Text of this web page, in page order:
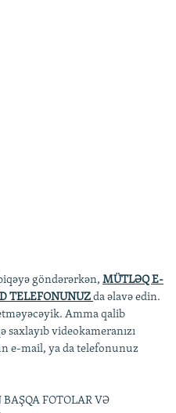
göndərərkən, MÜTLƏQ E-
TELEFONUNUZ da əlavə edin.
Amma qalib
saxlayıb videokameranızı
e-mail, ya da telefonunuz
FOTOLAR VƏ